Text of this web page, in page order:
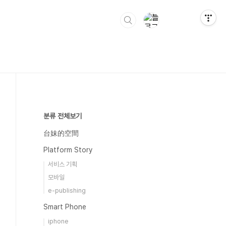
분류 전체보기
台妹的空間
Platform Story
서비스 기획
모바일
e-publishing
Smart Phone
iphone